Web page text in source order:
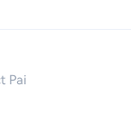
Pai